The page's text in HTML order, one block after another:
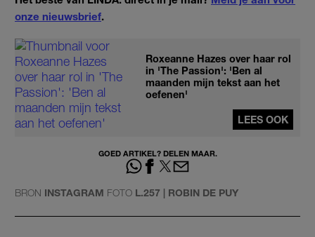
onze nieuwsbrief.
Roxeanne Hazes over haar rol
in 'The Passion': 'Ben al
maanden mijn tekst aan het
oefenen'
LEES OOK
GOED ARTIKEL? DELEN MAAR.
BRON INSTAGRAM FOTO L.257 | ROBIN DE PUY